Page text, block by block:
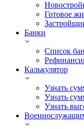
Готовое
Банки
Список
Калькулятор
Узнать
Узнать
Узнать